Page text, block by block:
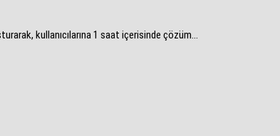
kullanıcılarına 1 saat içerisinde çözüm...